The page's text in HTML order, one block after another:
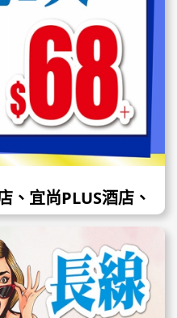
、宜尚PLUS酒店、
，純玩只需$68+